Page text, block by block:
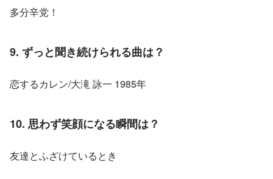
多分辛党！
9. ずっと聞き続けられる曲は？
恋するカレン/大滝 詠一 1985年
10. 思わず笑顔になる瞬間は？
友達とふざけているとき